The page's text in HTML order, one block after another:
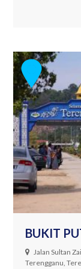
BUKIT
Jalan Sultan
Terengganu,